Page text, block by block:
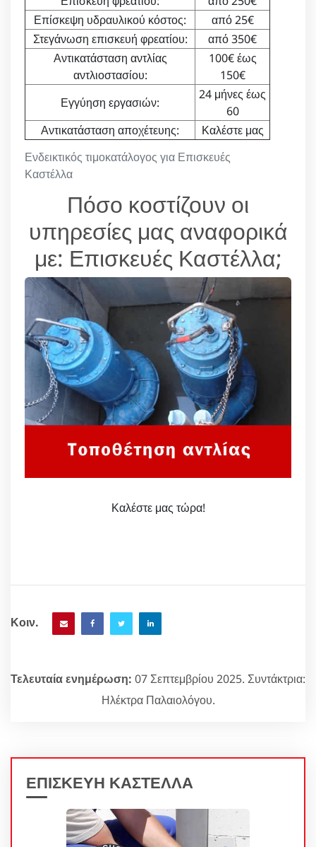
Ενδεικτικός τιμοκατάλογος για Επισκευές
Καστέλλα
Επίσκεψη υδραυλικού κόστος:
από 25€
Στεγάνωση επισκευή φρεατίου:
από 350€
Αντικατάσταση αντλίας
αντλιοστασίου:
100€ έως
150€
Εγγύηση εργασιών:
24 μήνες έως
60
Αντικατάσταση αποχέτευης:
Καλέστε μας
Πόσο κοστίζουν οι
υπηρεσίες μας αναφορικά
με: Επισκευές Καστέλλα;
Καλέστε μας τώρα!
Κοιν.
Τελευταία ενημέρωση: 07 Σεπτεμβρίου 2025. Συντάκτρια:
Ηλέκτρα Παλαιολόγου.
ΕΠΙΣΚΕΥΗ ΚΑΣΤΕΛΛΑ